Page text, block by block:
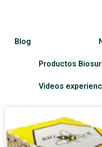
Blog
Productos Biosur
Videos